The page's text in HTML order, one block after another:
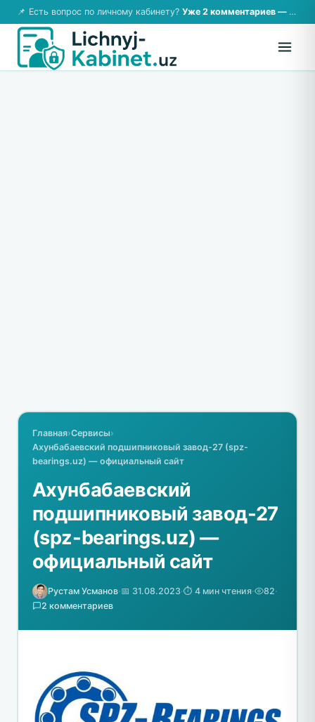
📌 Есть вопрос по личному кабинету? Уже 2 комментариев — возможно, ответ там!
Главная›Сервисы›
Ахунбабаевский подшипниковый завод-27 (spz-
bearings.uz) — официальный сайт
Ахунбабаевский
подшипниковый завод-27
(spz-bearings.uz) —
официальный сайт
Рустам Усманов·📅 31.08.2023·⏱️ 4 мин чтения· 82·
2 комментариев